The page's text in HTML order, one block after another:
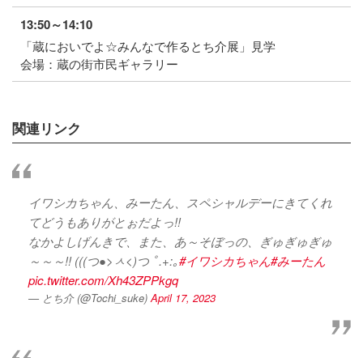
13:50～14:10
「蔵においでよ☆みんなで作るとち介展」見学
会場：蔵の街市民ギャラリー
関連リンク
イワシカちゃん、みーたん、スペシャルデーにきてくれ
てどうもありがとぉだよっ!!
なかよしげんきで、また、あ～そぼっの、ぎゅぎゅぎゅ
～～～!! (((つ●>ㅅ<)つ ﾟ.+:｡#イワシカちゃん#みーたん
pic.twitter.com/Xh43ZPPkgq
— とち介 (@Tochi_suke)April 17, 2023